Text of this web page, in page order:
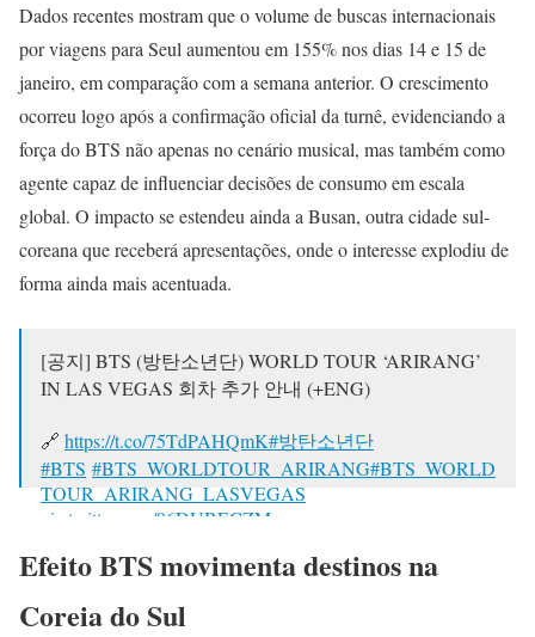
Dados recentes mostram que o volume de buscas internacionais
por viagens para Seul aumentou em 155% nos dias 14 e 15 de
janeiro, em comparação com a semana anterior. O crescimento
ocorreu logo após a confirmação oficial da turnê, evidenciando a
força do BTS não apenas no cenário musical, mas também como
agente capaz de influenciar decisões de consumo em escala
global. O impacto se estendeu ainda a Busan, outra cidade sul-
coreana que receberá apresentações, onde o interesse explodiu de
forma ainda mais acentuada.
[공지] BTS (방탄소년단) WORLD TOUR ‘ARIRANG’
IN LAS VEGAS 회차 추가 안내 (+ENG)
🔗 https://t.co/75TdPAHQmK#방탄소년단
#BTS #BTS_WORLDTOUR_ARIRANG#BTS_WORLD
TOUR_ARIRANG_LASVEGAS
pic.twitter.com/86DUBECZMy
— BTS_official (@bts_bighit)January 24, 2026
Efeito BTS movimenta destinos na
Coreia do Sul